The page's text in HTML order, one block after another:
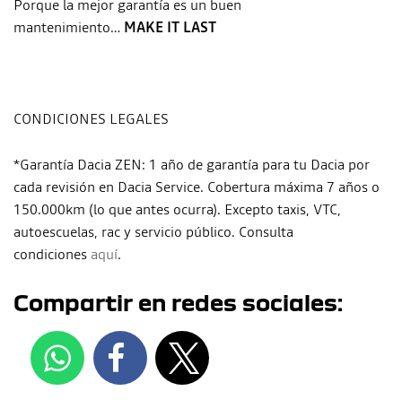
Porque la mejor garantía es un buen
mantenimiento… MAKE IT LAST
CONDICIONES LEGALES
*Garantía Dacia ZEN: 1 año de garantía para tu Dacia por
cada revisión en Dacia Service. Cobertura máxima 7 años o
150.000km (lo que antes ocurra). Excepto taxis, VTC,
autoescuelas, rac y servicio público. Consulta
condiciones aquí.
Compartir en redes sociales: